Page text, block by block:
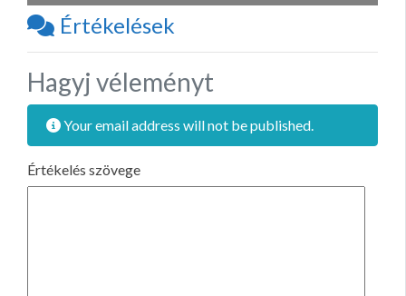
Értékelések
Hagyj véleményt
Your email address will not be published.
Értékelés szövege